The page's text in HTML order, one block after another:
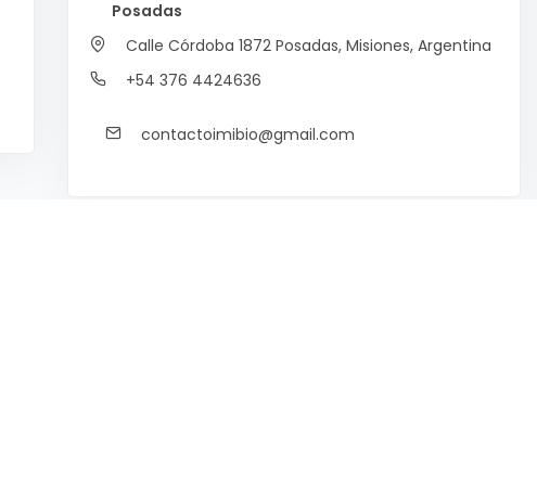
Posadas
Calle Córdoba 1872 Posadas, Misiones, Argentina
+54 376 4424636
contactoimibio@gmail.com